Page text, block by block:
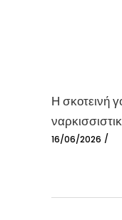
Η σκοτεινή
16/06/2026